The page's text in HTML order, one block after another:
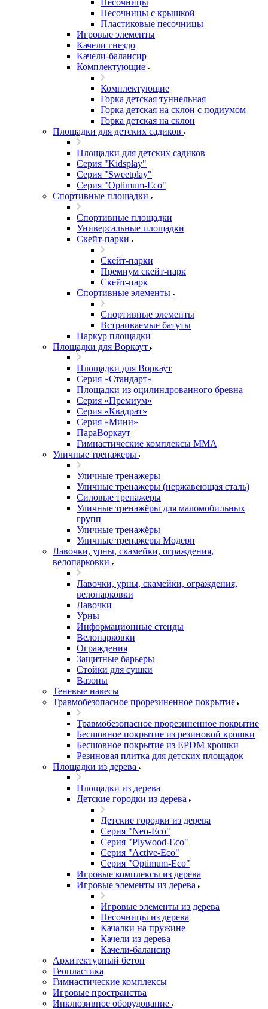
Песочницы
Песочницы с крышкой
Пластиковые песочницы
Игровые элементы
Качели гнездо
Качели-балансир
Комплектующие
Комплектующие
Горка детская туннельная
Горка детская на склон с подиумом
Горка детская на склон
Площадки для детских садиков
Площадки для детских садиков
Серия "Kidsplay"
Серия "Sweetplay"
Серия "Оptimum-Еco"
Спортивные площадки
Спортивные площадки
Универсальные площадки
Скейт-парки
Скейт-парки
Премиум скейт-парк
Скейт-парк
Спортивные элементы
Спортивные элементы
Встраиваемые батуты
Паркур площадки
Площадки для Воркаут
Площадки для Воркаут
Серия «Стандарт»
Площадки из оцилиндрованного бревна
Серия «Премиум»
Серия «Квадрат»
Серия «Мини»
ПараВоркаут
Гимнастические комплексы ММА
Уличные тренажеры
Уличные тренажеры
Уличные тренажеры (нержавеющая сталь)
Силовые тренажеры
Уличные тренажёры для маломобильных
групп
Уличные тренажёры
Уличные тренажеры Модерн
Лавочки, урны, скамейки, ограждения,
велопарковки
Лавочки, урны, скамейки, ограждения,
велопарковки
Лавочки
Урны
Информационные стенды
Велопарковки
Ограждения
Защитные барьеры
Стойки для сушки
Вазоны
Теневые навесы
Травмобезопасное прорезиненное покрытие
Травмобезопасное прорезиненное покрытие
Бесшовное покрытие из резиновой крошки
Бесшовное покрытие из EPDM крошки
Резиновая плитка для детских площадок
Площадки из дерева
Площадки из дерева
Детские городки из дерева
Детские городки из дерева
Серия "Neo-Eco"
Серия "Plywood-Eco"
Серия "Active-Eco"
Серия "Оptimum-Еco"
Игровые комплексы из дерева
Игровые элементы из дерева
Игровые элементы из дерева
Песочницы из дерева
Качалки на пружине
Качели из дерева
Качели-балансир
Архитектурный бетон
Геопластика
Гимнастические комплексы
Игровые пространства
Инклюзивное оборудование